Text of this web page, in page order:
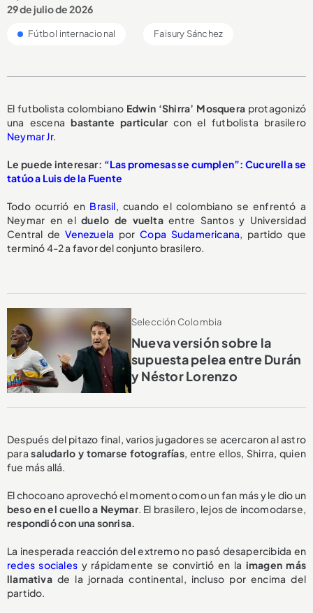
29 de julio de 2026
Fútbol internacional Faisury Sánchez
El futbolista colombiano Edwin ‘Shirra’ Mosqueraprotagonizó
una escena bastante particular con el futbolista brasilero
Neymar Jr.
Le puede interesar: “Las promesas se cumplen”: Cucurella se
tatúo a Luis de la Fuente
Todo ocurrió en Brasil, cuando el colombiano se enfrentó a
Neymar en elduelo de vueltaentre Santos y Universidad
Central deVenezuela porCopa Sudamericana, partido que
terminó 4-2 a favor del conjunto brasilero.
Selección Colombia
Nueva versión sobre la
supuesta pelea entre Durán
y Néstor Lorenzo
Después del pitazo final, varios jugadores se acercaron al astro
parasaludarlo y tomarse fotografías, entre ellos, Shirra, quien
fue más allá.
El chocoano aprovechó el momento como un fan más y le dio un
beso en el cuello a Neymar. El brasilero, lejos de incomodarse,
respondió con una sonrisa.
La inesperada reacción del extremo no pasó desapercibida en
redes sociales y rápidamente se convirtió en la imagen más
llamativade la jornada continental, incluso por encima del
partido.